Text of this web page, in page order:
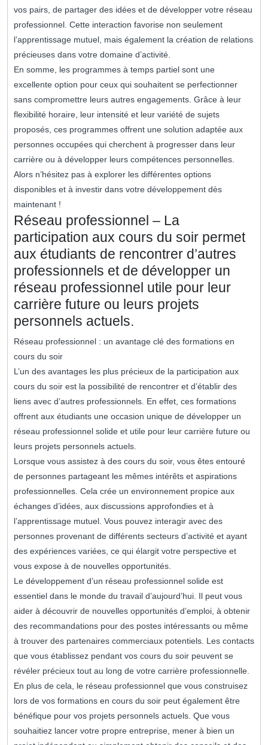
vos pairs, de partager des idées et de développer votre réseau
professionnel. Cette interaction favorise non seulement
l’apprentissage mutuel, mais également la création de relations
précieuses dans votre domaine d’activité.
En somme, les programmes à temps partiel sont une
excellente option pour ceux qui souhaitent se perfectionner
sans compromettre leurs autres engagements. Grâce à leur
flexibilité horaire, leur intensité et leur variété de sujets
proposés, ces programmes offrent une solution adaptée aux
personnes occupées qui cherchent à progresser dans leur
carrière ou à développer leurs compétences personnelles.
Alors n’hésitez pas à explorer les différentes options
disponibles et à investir dans votre développement dès
maintenant !
Réseau professionnel – La
participation aux cours du soir permet
aux étudiants de rencontrer d’autres
professionnels et de développer un
réseau professionnel utile pour leur
carrière future ou leurs projets
personnels actuels.
Réseau professionnel : un avantage clé des formations en
cours du soir
L’un des avantages les plus précieux de la participation aux
cours du soir est la possibilité de rencontrer et d’établir des
liens avec d’autres professionnels. En effet, ces formations
offrent aux étudiants une occasion unique de développer un
réseau professionnel solide et utile pour leur carrière future ou
leurs projets personnels actuels.
Lorsque vous assistez à des cours du soir, vous êtes entouré
de personnes partageant les mêmes intérêts et aspirations
professionnelles. Cela crée un environnement propice aux
échanges d’idées, aux discussions approfondies et à
l’apprentissage mutuel. Vous pouvez interagir avec des
personnes provenant de différents secteurs d’activité et ayant
des expériences variées, ce qui élargit votre perspective et
vous expose à de nouvelles opportunités.
Le développement d’un réseau professionnel solide est
essentiel dans le monde du travail d’aujourd’hui. Il peut vous
aider à découvrir de nouvelles opportunités d’emploi, à obtenir
des recommandations pour des postes intéressants ou même
à trouver des partenaires commerciaux potentiels. Les contacts
que vous établissez pendant vos cours du soir peuvent se
révéler précieux tout au long de votre carrière professionnelle.
En plus de cela, le réseau professionnel que vous construisez
lors de vos formations en cours du soir peut également être
bénéfique pour vos projets personnels actuels. Que vous
souhaitiez lancer votre propre entreprise, mener à bien un